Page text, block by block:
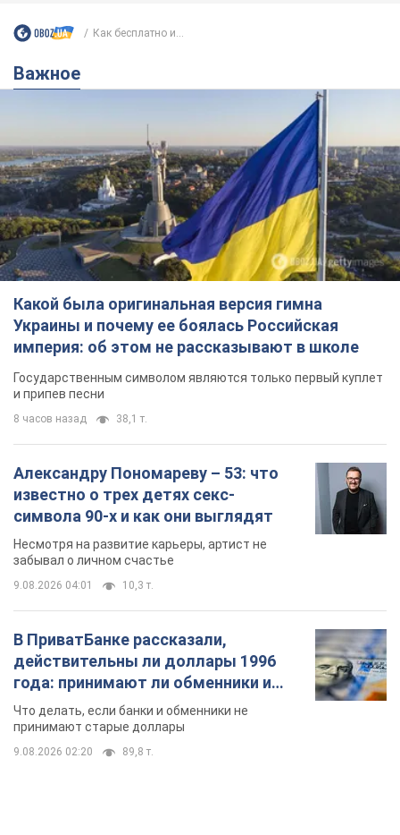
Как бесплатно и...
Важное
Какой была оригинальная версия гимна
Украины и почему ее боялась Российская
империя: об этом не рассказывают в школе
Государственным символом являются только первый куплет
и припев песни
8 часов назад 38,1 т.
Александру Пономареву – 53: что
известно о трех детях секс-
символа 90-х и как они выглядят
Несмотря на развитие карьеры, артист не
забывал о личном счастье
9.08.2026 04:01 10,3 т.
В ПриватБанке рассказали,
действительны ли доллары 1996
года: принимают ли обменники и
банки такие купюры
Что делать, если банки и обменники не
принимают старые доллары
9.08.2026 02:20 89,8 т.